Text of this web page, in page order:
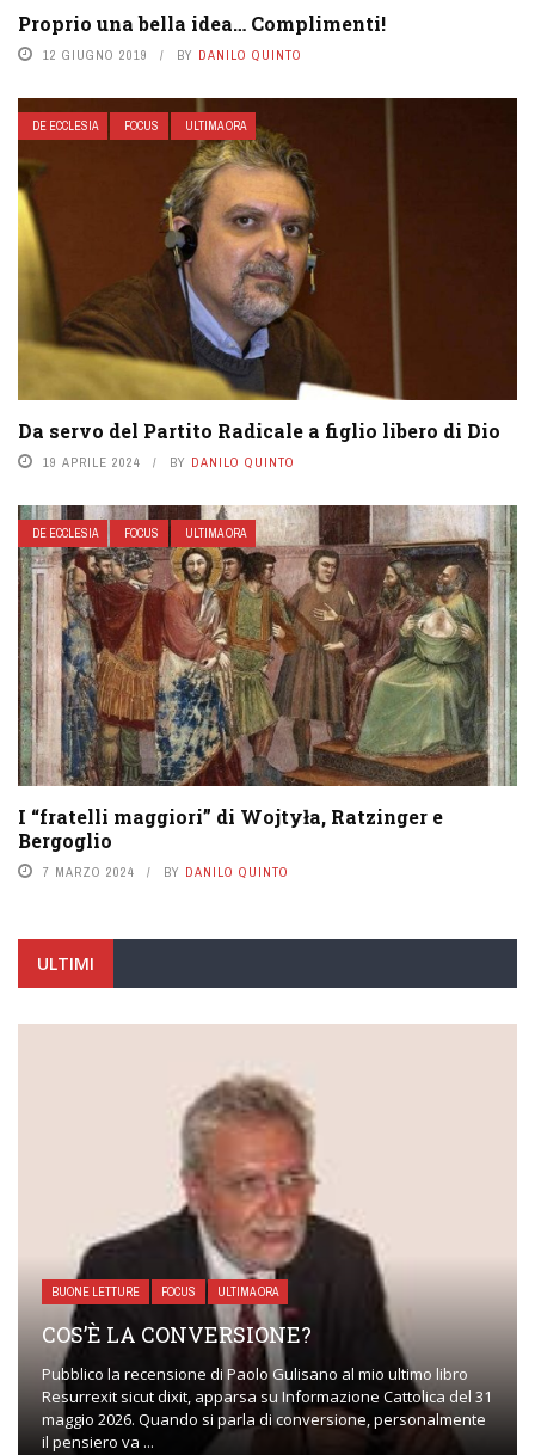
Proprio una bella idea… Complimenti!
12 GIUGNO 2019 BY DANILO QUINTO
DE ECCLESIA FOCUS ULTIMA ORA
Da servo del Partito Radicale a figlio libero di Dio
19 APRILE 2024 BY DANILO QUINTO
DE ECCLESIA FOCUS ULTIMA ORA
I “fratelli maggiori” di Wojtyła, Ratzinger e
Bergoglio
7 MARZO 2024 BY DANILO QUINTO
ULTIMI
BUONE LETTURE FOCUS ULTIMA ORA
COS’È LA CONVERSIONE?
Pubblico la recensione di Paolo Gulisano al mio ultimo libro
Resurrexit sicut dixit, apparsa su Informazione Cattolica del 31
maggio 2026. Quando si parla di conversione, personalmente
il pensiero va ...